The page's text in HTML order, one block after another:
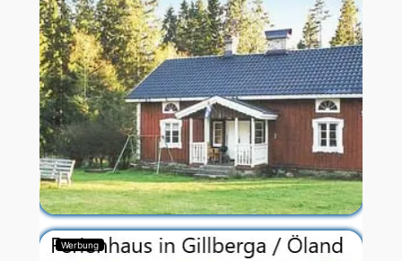
Werbung